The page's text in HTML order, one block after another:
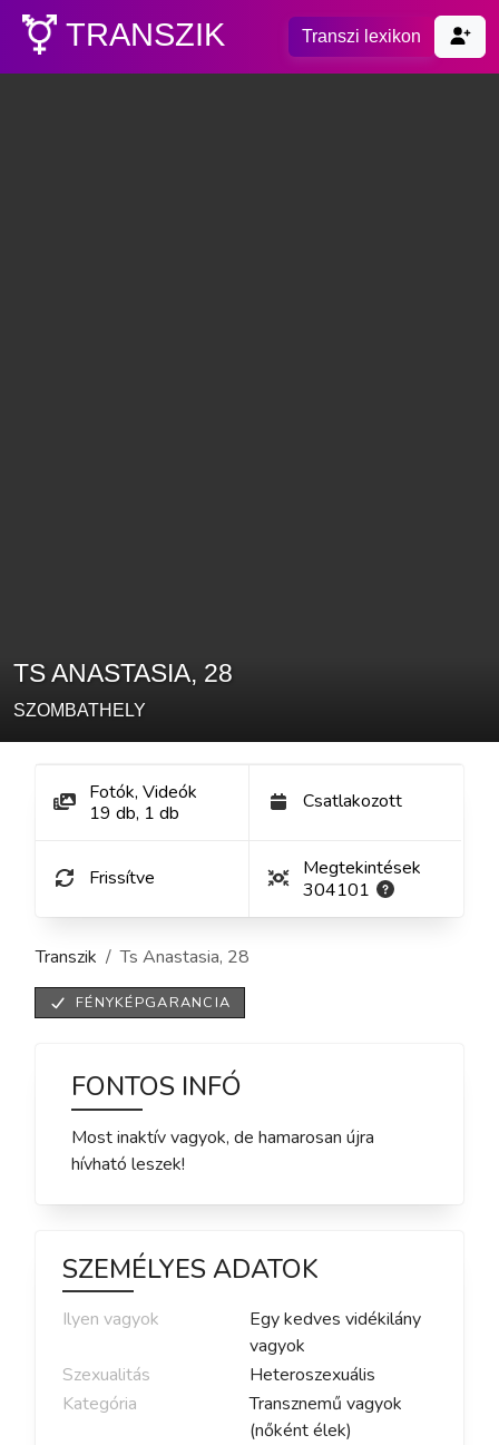
TRANSZIK Transzi lexikon
TS ANASTASIA, 28
SZOMBATHELY
Fotók, Videók
19 db, 1 db Csatlakozott
Frissítve
Megtekintések
304101
Transzik Ts Anastasia, 28
FÉNYKÉPGARANCIA
FONTOS INFÓ
Most inaktív vagyok, de hamarosan újra
hívható leszek!
SZEMÉLYES ADATOK
Ilyen vagyok
Egy kedves vidékilány
vagyok
Szexualitás
Heteroszexuális
Kategória
Transznemű vagyok
(nőként élek)